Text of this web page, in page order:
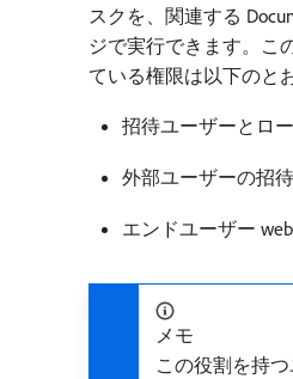
スクを、関連する
ジで実行できます。こ
ている権限は以下のと
招待ユーザーとロ
外部ユーザーの招待
エンドユーザー
メモ
この役割を持